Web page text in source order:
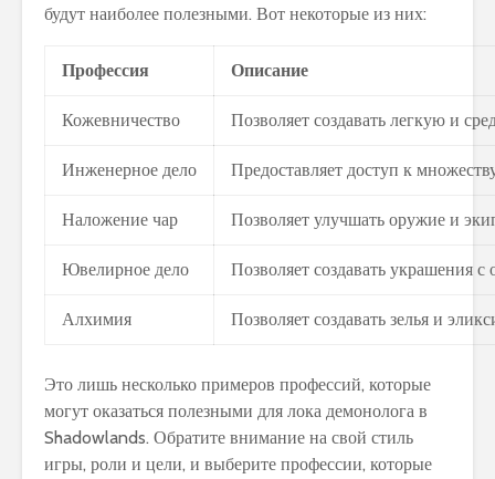
будут наиболее полезными. Вот некоторые из них:
Профессия Описание
Кожевничество Позволяет создавать легкую и
Инженерное дело Предоставляет доступ к
Наложение чар Позволяет улучшать оружие и
Ювелирное дело Позволяет создавать украшения
Алхимия Позволяет создавать зелья и
Это лишь несколько примеров профессий, которые
могут оказаться полезными для лока демонолога в
Shadowlands. Обратите внимание на свой стиль
игры, роли и цели, и выберите профессии, которые